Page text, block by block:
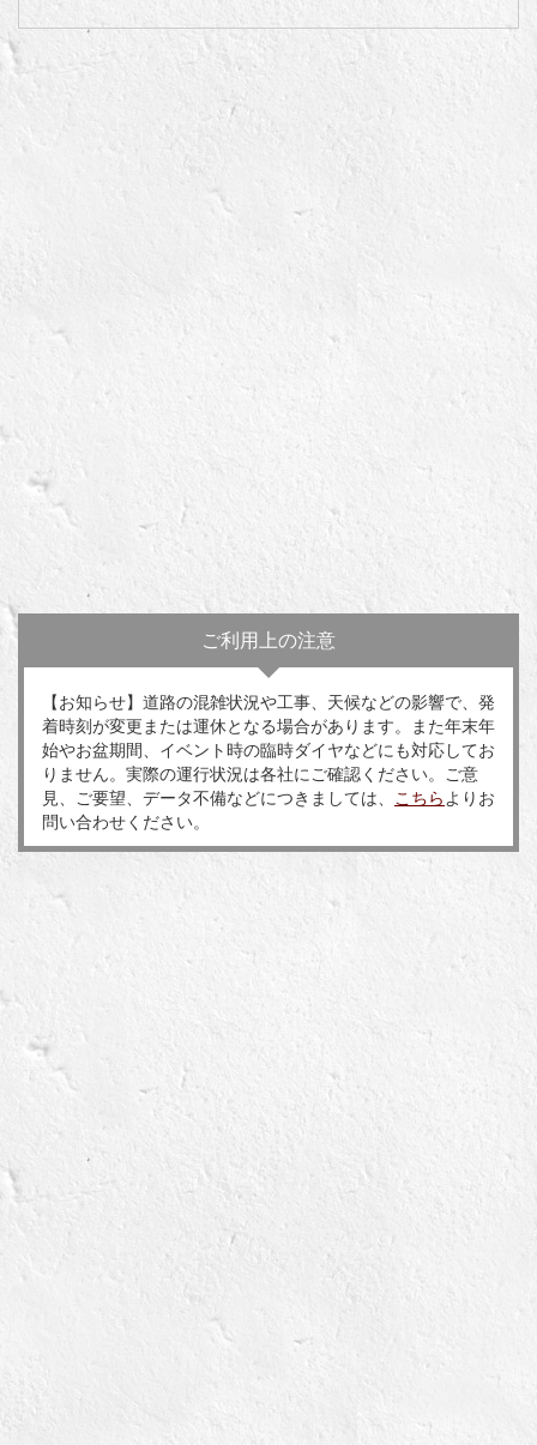
ご利用上の注意
【お知らせ】道路の混雑状況や工事、天候などの影響で、発
着時刻が変更または運休となる場合があります。また年末年
始やお盆期間、イベント時の臨時ダイヤなどにも対応してお
りません。実際の運行状況は各社にご確認ください。ご意
見、ご要望、データ不備などにつきましては、
こちら よりお
問い合わせください。